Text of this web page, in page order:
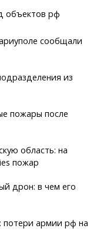
объектов рф
сообщали
из
пожары после
область: на
пожар
дрон: в чем его
армии рф на